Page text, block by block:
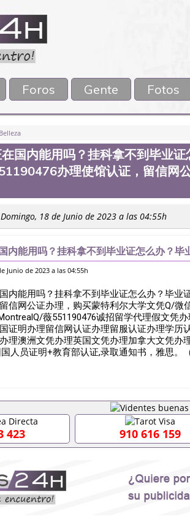
Foros Gente Fotos
国内能用吗？挂科拿不到毕业
办理使馆认证，留信网
18 de Junio de 2023 a las 04:55h
内能用吗？挂科拿不到毕业证怎么办？
使馆认证，留信网公证办理，购买蒙特利
Junio de 2023 a las 04:55h
内能用吗？挂科拿不到毕业证怎么办？毕业
信网公证办理，购买蒙特利尔大学文凭Q/微
薇551190476诚招留学代理假文凭
证明办理留信网认证办理留服认证办理学历
理澳洲文凭办理英国文凭办理加拿大文凭办
人员证明+教育部认证,录取通知书，雅思。
可以用到）。 注：上述材料，随时都可以安
要定居国外需要办理什么材料
企/事业单位需要些什么材料551190476办理
怎么办, 没有正常毕业怎么办理毕业证,没毕
551190476您是否因为递交材料不齐而被拒
认证在校挂科了不想读了,成绩不理想毕不了
551190476国外本科毕业证怎么办理
证551190476哪里可以制作美国毕业证
毕业证551190476哪里可以办理加拿大毕业
哪里可以办理水印成绩单551190476哪里可
423 910 616 159